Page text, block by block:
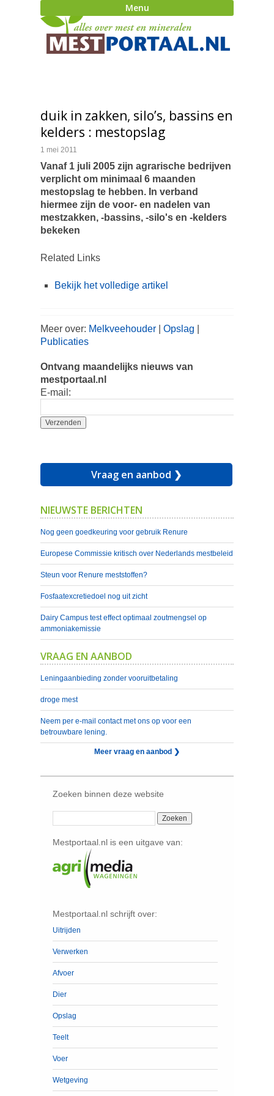
Menu
duik in zakken, silo’s, bassins en
kelders : mestopslag
1 mei 2011
Vanaf 1 juli 2005 zijn agrarische bedrijven
verplicht om minimaal 6 maanden
mestopslag te hebben. In verband
hiermee zijn de voor- en nadelen van
mestzakken, -bassins, -silo's en -kelders
bekeken
Related Links
Bekijk het volledige artikel
Meer over: Melkveehouder Opslag
Publicaties
Ontvang maandelijks nieuws van
mestportaal.nl
E-mail:
Vraag en aanbod ❯
NIEUWSTE BERICHTEN
Nog geen goedkeuring voor gebruik Renure
Europese Commissie kritisch over Nederlands mestbeleid
Steun voor Renure meststoffen?
Fosfaatexcretiedoel nog uit zicht
Dairy Campus test effect optimaal zoutmengsel op
ammoniakemissie
VRAAG EN AANBOD
Leningaanbieding zonder vooruitbetaling
droge mest
Neem per e-mail contact met ons op voor een
betrouwbare lening.
Meer vraag en aanbod ❯
Zoeken binnen deze website
Mestportaal.nl is een uitgave van:
Mestportaal.nl schrijft over:
Uitrijden
Verwerken
Afvoer
Dier
Opslag
Teelt
Voer
Wetgeving